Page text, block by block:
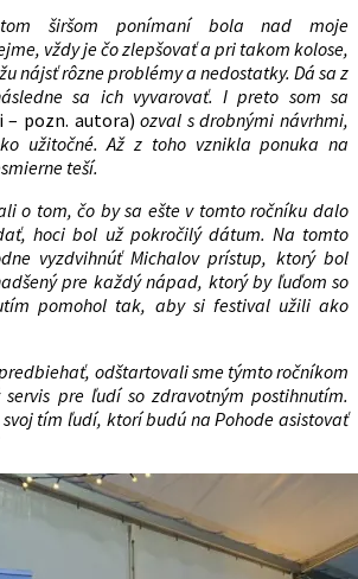
tom širšom ponímaní bola nad moje
vždy je čo zlepšovať a pri takom kolose,
nájsť rôzne problémy a nedostatky. Dá sa z
sa ich vyvarovať. I preto som sa
– pozn. autora)ozval s drobnými návrhmi,
užitočné. Až z toho vznikla ponuka na
teší.
o tom, čo by sa ešte v tomto ročníku dalo
hoci bol už pokročilý dátum. Na tomto
vyzdvihnúť Michalov prístup, ktorý bol
pre každý nápad, ktorý by ľuďom so
pomohol tak, aby si festival užili ako
odštartovali sme týmto ročníkom
pre ľudí so zdravotným postihnutím.
tím ľudí, ktorí budú na Pohode asistovať